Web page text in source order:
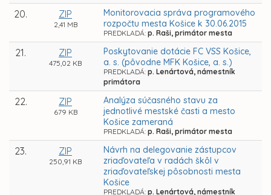
20. ZIP
2,41 MB
Monitorovacia správa programového
rozpočtu mesta Košice k 30.06.2015
PREDKLADÁ: p. Raši, primátor mesta
21. ZIP
475,02 KB
Poskytovanie dotácie FC VSS Košice,
a. s. (pôvodne MFK Košice, a. s.)
PREDKLADÁ: p. Lenártová, námestník
primátora
22. ZIP
679 KB
Analýza súčasného stavu za
jednotlivé mestské časti a mesto
Košice zameraná
PREDKLADÁ: p. Raši, primátor mesta
23. ZIP
250,91 KB
Návrh na delegovanie zástupcov
zriaďovateľa v radách škôl v
zriaďovateľskej pôsobnosti mesta
Košice
PREDKLADÁ: p. Lenártová, námestník